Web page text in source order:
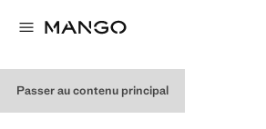
Passer au contenu principal